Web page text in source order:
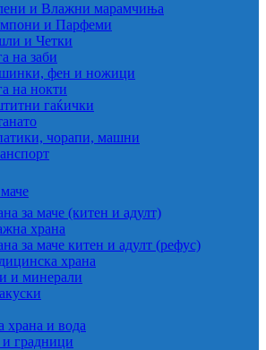
и Влажни марамчиња
и Парфеми
и Четки
на заби
фен и ножици
на нокти
гаќички
чорапи, машни
за маче (китен и адулт)
храна
за маче китен и адулт (рефус)
храна
и минерали
храна и вода
градници